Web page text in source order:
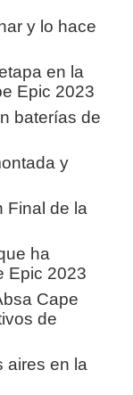
y lo hace
en la
Epic 2023
baterías de
y
Final de la
ha
Epic 2023
Cape
de
aires en la